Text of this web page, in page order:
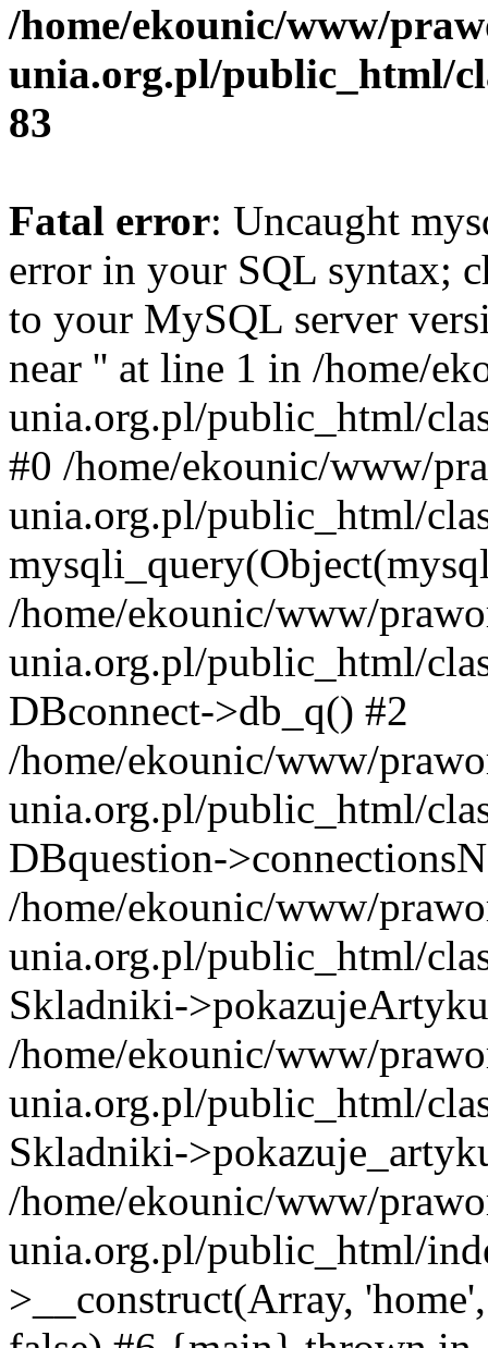
/home/ekounic/www/
unia.org.pl/public_html/
83
Fatal error: Uncaught
error in your SQL syntax;
to your MySQL server
near '' at line 1 in /home/
unia.org.pl/public_html/
#0 /home/ekounic/www/
unia.org.pl/public_html/
/home/ekounic/www/
unia.org.pl/public_html/
DBconnect->db_q() #2
/home/ekounic/www/
unia.org.pl/public_html/
DBquestion-
/home/ekounic/www/
unia.org.pl/public_html/
Skladniki-
/home/ekounic/www/
unia.org.pl/public_html/
Skladniki-
/home/ekounic/www/
unia.org.pl/public_html/
>__construct(Array,